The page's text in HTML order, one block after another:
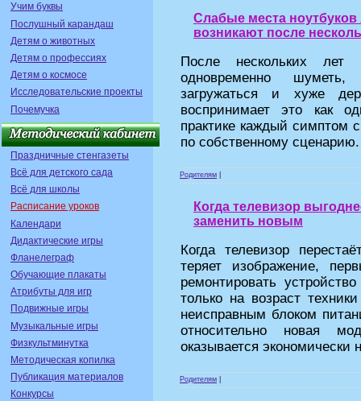
Учим буквы
Послушный карандаш
Детям о животных
Детям о профессиях
Детям о космосе
Исследовательские проекты
Почемучка
Праздничные стенгазеты
Всё для детского сада
Всё для школы
Расписание уроков
Календари
Дидактические игры
Фланелеграф
Обучающие плакаты
Атрибуты для игр
Подвижные игры
Музыкальные игры
Физкультминутка
Методическая копилка
Публикация материалов
Конкурсы
Слабые места ноутбуков
возникают после
После нескольких лет
одновременно
загружаться и хуже
воспринимает это как
практике каждый симптом
по собственному сценарию.
Родителям
Когда телевизор
заменить новым
Когда телевизор
теряет изображение,
ремонтировать
только на возраст
неисправным блоком
относительно новая
оказывается экономически
Родителям